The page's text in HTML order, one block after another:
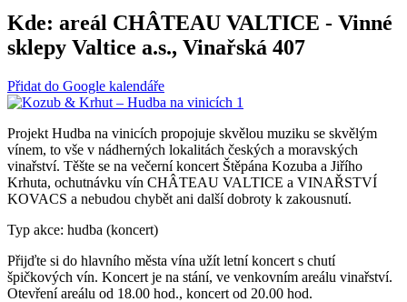
Kde: areál CHÂTEAU VALTICE - Vinné
sklepy Valtice a.s., Vinařská 407
Přidat do Google kalendáře
Projekt Hudba na vinicích propojuje skvělou muziku se skvělým
vínem, to vše v nádherných lokalitách českých a moravských
vinařství. Těšte se na večerní koncert Štěpána Kozuba a Jiřího
Krhuta, ochutnávku vín CHÂTEAU VALTICE a VINAŘSTVÍ
KOVACS a nebudou chybět ani další dobroty k zakousnutí.
Typ akce: hudba (koncert)
Přijďte si do hlavního města vína užít letní koncert s chutí
špičkových vín. Koncert je na stání, ve venkovním areálu vinařství.
Otevření areálu od 18.00 hod., koncert od 20.00 hod.